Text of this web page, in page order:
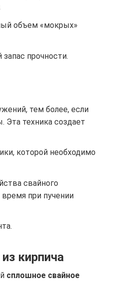
объем «мокрых»
прочности.
тем более, если
техника создает
которой необходимо
свайного
при пучении
кирпича
сплошное свайное